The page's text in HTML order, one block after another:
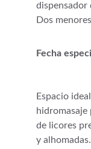
dispensador
Dos menores
Fecha
Espacio
hidromasaje
de licores
y